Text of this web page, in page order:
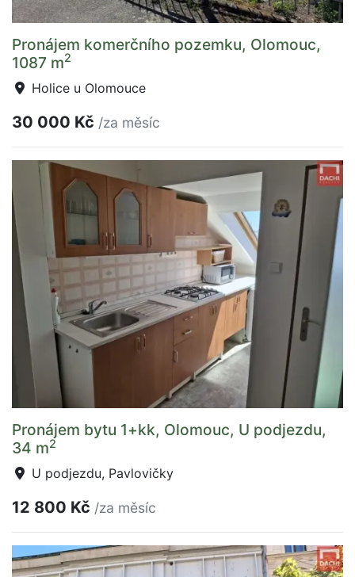
Pronájem komerčního pozemku, Olomouc,
1087 m2
Holice u Olomouce
30 000 Kč /za měsíc
Pronájem bytu 1+kk, Olomouc, U podjezdu,
34 m2
U podjezdu, Pavlovičky
12 800 Kč /za měsíc